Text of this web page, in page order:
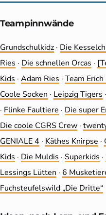
Teampinnwände
Grundschulkidz · Die
Ries · Die schnellen Orcas ·
Kids · Adam Ries · Team
Coole Socken · Leip­zig Tigers ·
· Flinke Faultiere · Die super
Die coole CGRS Crew ·
GENIALE 4 · Käthes Knirpse ·
Kids · Die Muldis · Superkids ·
Lessings Lütten · 6
Fuchsteufelswild „Die Dritte“